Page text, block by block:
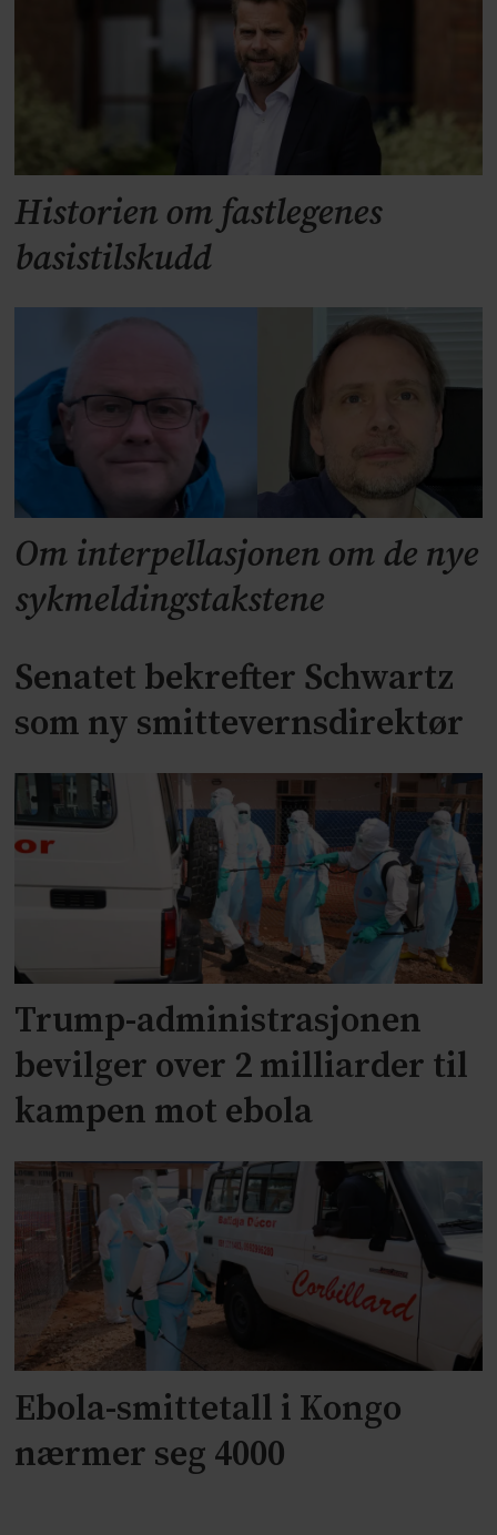
Historien om fastlegenes
basistilskudd
Om interpellasjonen om de nye
sykmeldingstakstene
Senatet bekrefter Schwartz
som ny smittevernsdirektør
Trump-administrasjonen
bevilger over 2 milliarder til
kampen mot ebola
Ebola-smittetall i Kongo
nærmer seg 4000